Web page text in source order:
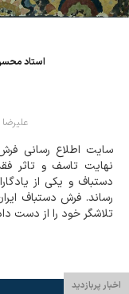
استاد
سایت اطلاع رسانی فرش
نهایت تاسف و تاثر
دستباف و یکی از
رساند. فرش دستباف
تلاشگر خود را از دست
اخبار پربازدید